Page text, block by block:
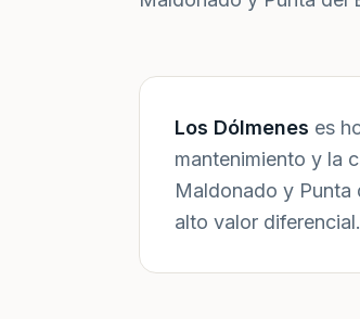
Los Dólmenes es
mantenimiento y la
Maldonado y Punta
alto valor diferencial.